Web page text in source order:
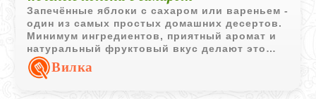
Запечённые яблоки с сахаром или вареньем -
один из самых простых домашних десертов.
Минимум ингредиентов, приятный аромат и
натуральный фруктовый вкус делают это
блюдо актуальным в любое время года.
Вилка